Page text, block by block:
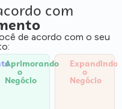
com
de acordo com o seu
Aprimorando
o
Negócio
Expandindo
o
Negócio